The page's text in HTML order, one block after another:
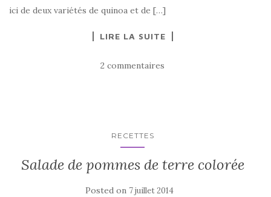
ici de deux variétés de quinoa et de […]
LIRE LA SUITE
2 commentaires
RECETTES
Salade de pommes de terre colorée
Posted on 7 juillet 2014